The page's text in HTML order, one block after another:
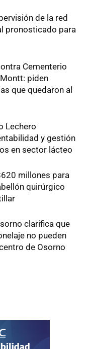
de la red
pronosticado para
Cementerio
piden
que quedaron al
Lechero
y gestión
en sector lácteo
millones para
quirúrgico
clarifica que
no pueden
de Osorno